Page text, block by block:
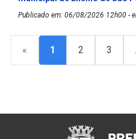
Publicado em: 06/08/2026 12h00 -
« 1 2 3